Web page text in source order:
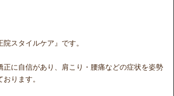
スタイルケア』です。
正に自信があり、肩こり・腰痛などの症状を姿勢
ります。